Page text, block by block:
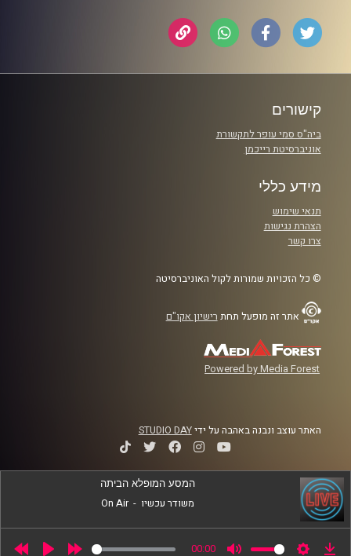
קישורים
ביה"ס סמי עופר לתקשורת
אוניברסיטת רייכמן
מידע כללי
תנאי שימוש
הצהרת נגישות
צרו קשר
© כל הזכויות שמורות לקול האוניברסיטה
אתר זה מופעל תחת רישיון אקו"ם
Powered by Media Forest
האתר עוצב ונבנה באהבה על ידיSTUDIO DAY
00:00
המסע המופלא הביתה
משודר עכשיו -
On Air